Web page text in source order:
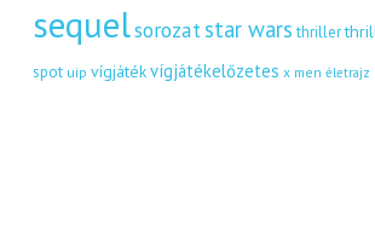
sequelsorozatstar wars thriller
spot uip vígjátékvígjátékelőzetes x men életrajz